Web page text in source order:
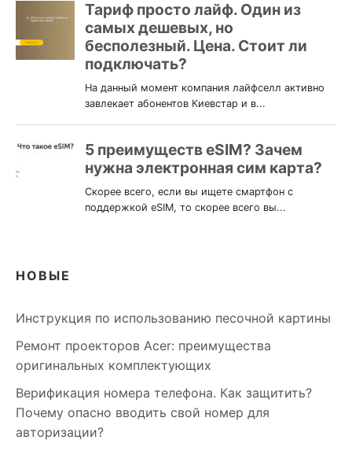
НОВЫЕ
Инструкция по использованию песочной картины
Ремонт проекторов Acer: преимущества
оригинальных комплектующих
Верификация номера телефона. Как защитить?
Почему опасно вводить свой номер для
авторизации?